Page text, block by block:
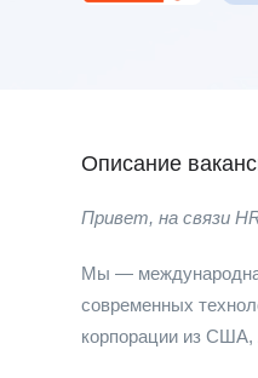
Описание
Привет, на связи
Мы —
современных
корпорации из США,